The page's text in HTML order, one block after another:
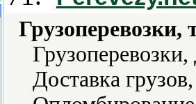
Доставка